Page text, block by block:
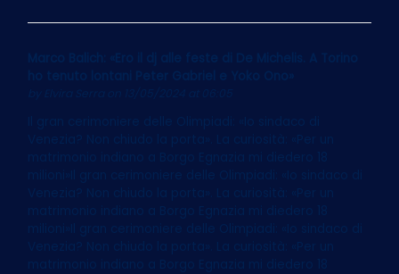
Marco Balich: «Ero il dj alle feste di De Michelis. A Torino
ho tenuto lontani Peter Gabriel e Yoko Ono»
on 13/05/2024 at 06:05
Il gran cerimoniere delle Olimpiadi: «Io sindaco di
Venezia? Non chiudo la porta». La curiosità: «Per un
matrimonio indiano a Borgo Egnazia mi diedero 18
milioni»Il gran cerimoniere delle Olimpiadi: «Io sindaco di
Venezia? Non chiudo la porta». La curiosità: «Per un
matrimonio indiano a Borgo Egnazia mi diedero 18
milioni»Il gran cerimoniere delle Olimpiadi: «Io sindaco di
Venezia? Non chiudo la porta». La curiosità: «Per un
matrimonio indiano a Borgo Egnazia mi diedero 18